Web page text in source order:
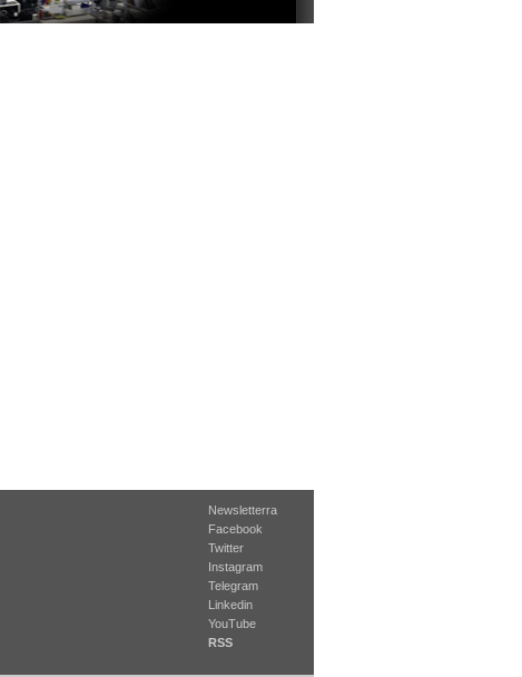
Newsletterra
Facebook
Twitter
Instagram
Telegram
Linkedin
YouTube
RSS